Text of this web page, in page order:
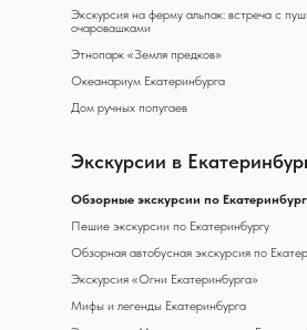
Экскурсия на ферму альпак: встреча с
очаровашками
Этнопарк «Земля предков»
Океанариум Екатеринбурга
Дом ручных попугаев
Экскурсии в
Обзорные экскурсии по
Пешие экскурсии по Екатеринбургу
Обзорная автобусная экскурсия по
Экскурсия «Огни Екатеринбурга»
Мифы и легенды Екатеринбурга